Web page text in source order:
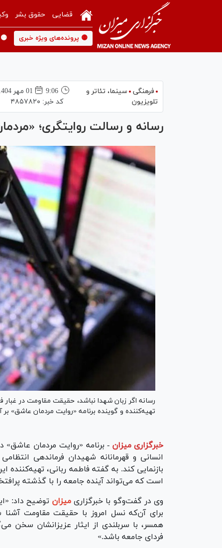
قضایی حقوق بشر
🟡 پرونده‌های ویژه خبری
فرهنگی
سینما،‌ تئاتر و
تلویزیون
9:06
01 مهر 1404
کد خبر: ۴۸۵۷۸۲۰
رسانه و رسالت روایتگری؛
رسانه اگر زبان شهدا نباشد، حقیقت مقاومت در
تهیه‌کننده و گوینده برنامه «روایت مردمان عاشق» بر
خبرگزاری میزان - برنامه «روایت مردمان عاشق»
بازنمایی کند. به گفته فاطمه ربانی، تهیه‌کننده
است که می‌تواند آینده جامعه را با گذشته
وی در گفت‌و‌گو با خبرگزاری میزانتوضیح داد:
برای آن‌که نسل امروز با حقیقت مقاومت آشنا
همسر، با سربلندی از ایثار عزیزانشان سخن
فردای جامعه باشد.»